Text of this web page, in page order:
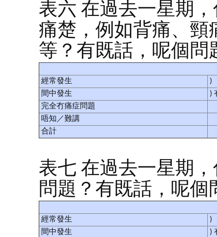
表六 在過去一星期
痛楚，例如背痛、頸
等？有既話，呢個問
經常發生
)
間中發生
)
完全冇痛症問題
唔知／難講
合計
表七 在過去一星期
問題？有既話，呢
經常發生
)
間中發生
)